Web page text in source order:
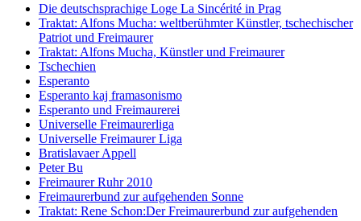
Die deutschsprachige Loge La Sincérité in Prag
Traktat: Alfons Mucha: weltberühmter Künstler, tschechischer
Patriot und Freimaurer
Traktat: Alfons Mucha, Künstler und Freimaurer
Tschechien
Esperanto
Esperanto kaj framasonismo
Esperanto und Freimaurerei
Universelle Freimaurerliga
Universelle Freimaurer Liga
Bratislavaer Appell
Peter Bu
Freimaurer Ruhr 2010
Freimaurerbund zur aufgehenden Sonne
Traktat: Rene Schon:Der Freimaurerbund zur aufgehenden